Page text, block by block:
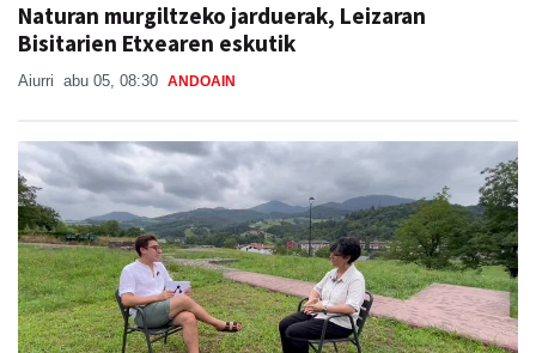
Naturan murgiltzeko jarduerak, Leizaran
Bisitarien Etxearen eskutik
Aiurri abu 05, 08:30 ANDOAIN